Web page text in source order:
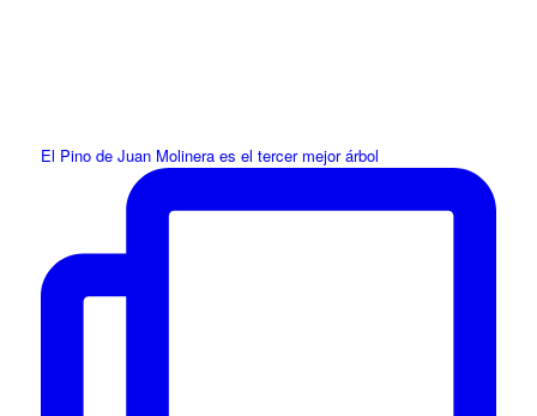
El Pino de Juan Molinera es el tercer mejor árbol